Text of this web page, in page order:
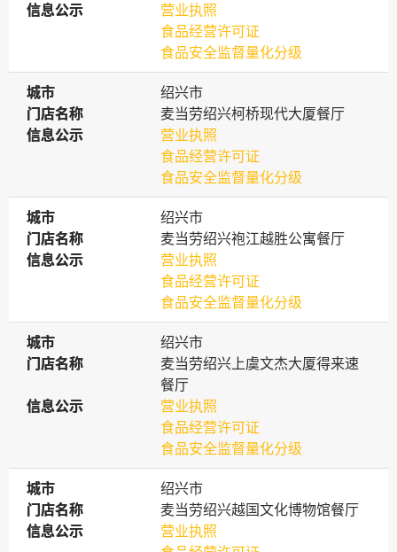
信息公示
信息公示
营业执照
食品经营许可证
食品安全监督量化分级
城市
城市
绍兴市
门店名称
门店名称
麦当劳绍兴柯桥现代大厦餐厅
信息公示
信息公示
营业执照
食品经营许可证
食品安全监督量化分级
城市
城市
绍兴市
门店名称
门店名称
麦当劳绍兴袍江越胜公寓餐厅
信息公示
信息公示
营业执照
食品经营许可证
食品安全监督量化分级
城市
城市
绍兴市
门店名称
门店名称
麦当劳绍兴上虞文杰大厦得来速
餐厅
信息公示
信息公示
营业执照
食品经营许可证
食品安全监督量化分级
城市
城市
绍兴市
门店名称
门店名称
麦当劳绍兴越国文化博物馆餐厅
信息公示
信息公示
营业执照